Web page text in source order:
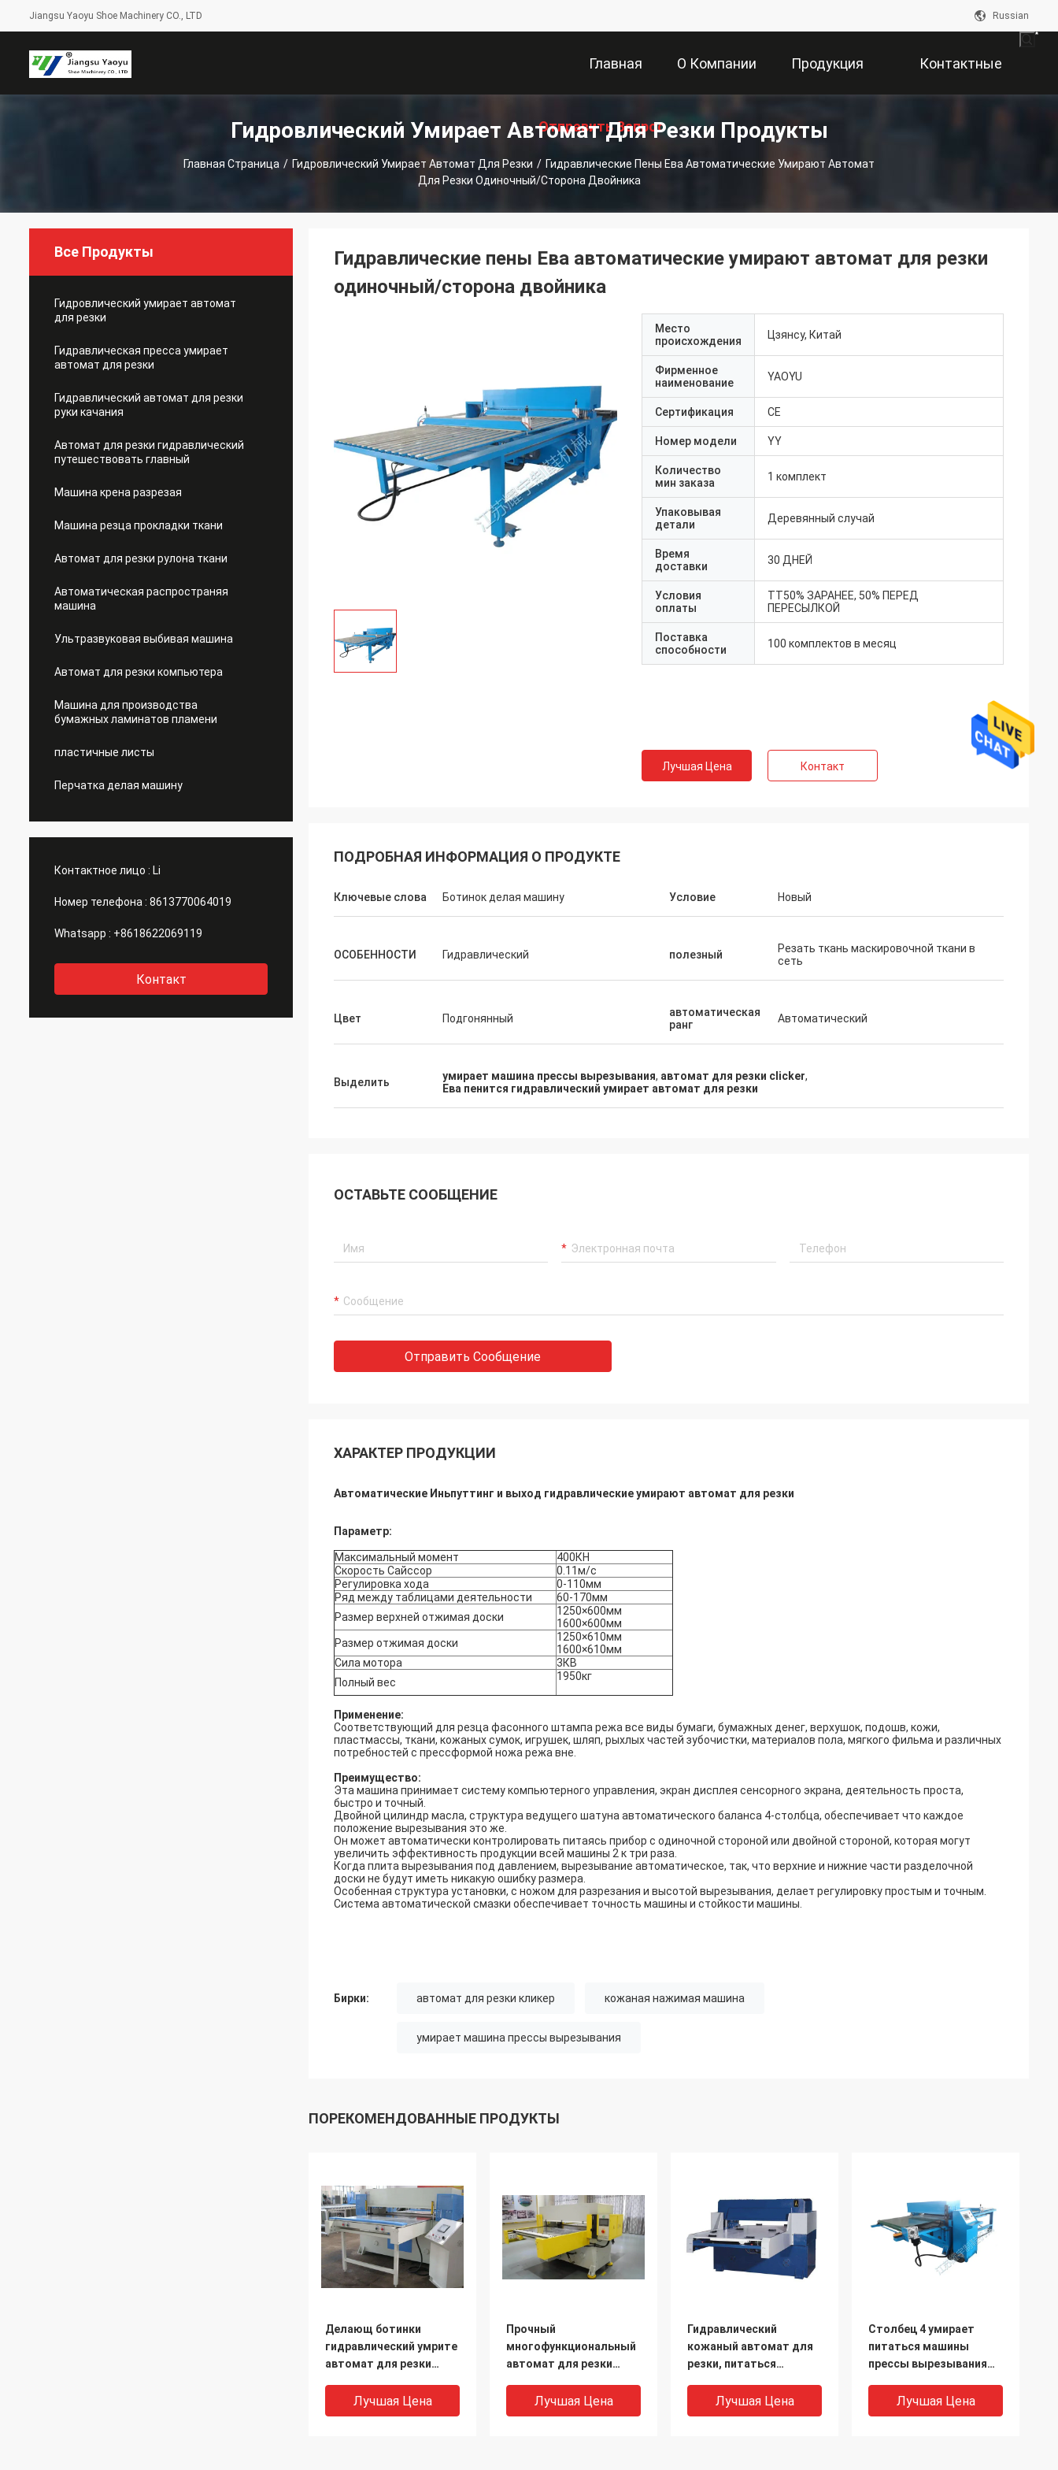
Jiangsu Yaoyu Shoe Machinery CO., LTD Russian
Главная
Страница
О Компании Продукция Контактные
Данные
Отправить Запрос
Гидровлический Умирает Автомат Для Резки Продукты
Главная Страница / Гидровлический Умирает Автомат Для Резки / Гидравлические Пены Ева Автоматические Умирают Автомат
Для Резки Одиночный/сторона Двойника
Все Продукты
Гидровлический умирает автомат
для резки
Гидравлическая пресса умирает
автомат для резки
Гидравлический автомат для резки
руки качания
Автомат для резки гидравлический
путешествовать главный
Машина крена разрезая
Машина резца прокладки ткани
Автомат для резки рулона ткани
Автоматическая распространяя
машина
Ультразвуковая выбивая машина
Автомат для резки компьютера
Машина для производства
бумажных ламинатов пламени
пластичные листы
Перчатка делая машину
Контактное лицо : Li
Номер телефона : 8613770064019
Whatsapp : +8618622069119
Контакт
Гидравлические пены Ева автоматические умирают автомат для резки
одиночный/сторона двойника
Место
происхождения
Цзянсу, Китай
Фирменное
наименование
YAOYU
Сертификация CE
Номер модели YY
Количество
мин заказа
1 комплект
Упаковывая
детали
Деревянный случай
Время
доставки
30 ДНЕЙ
Условия
оплаты
ТТ50% ЗАРАНЕЕ, 50% ПЕРЕД
ПЕРЕСЫЛКОЙ
Поставка
способности
100 комплектов в месяц
Лучшая Цена Контакт
ПОДРОБНАЯ ИНФОРМАЦИЯ О ПРОДУКТЕ
Ключевые слова Ботинок делая машину Условие Новый
ОСОБЕННОСТИ Гидравлический полезный
Резать ткань маскировочной ткани в
сеть
Цвет Подгонянный
автоматическая
ранг
Автоматический
Выделить умирает машина прессы вырезывания, автомат для резки clicker,
Ева пенится гидравлический умирает автомат для резки
ОСТАВЬТЕ СООБЩЕНИЕ
Отправить Сообщение
ХАРАКТЕР ПРОДУКЦИИ
Автоматические Иньпуттинг и выход гидравлические умирают автомат для резки
Параметр:
Максимальный момент
400КН
Скорость Сайссор
0.11м/с
Регулировка хода
0-110мм
Ряд между таблицами деятельности
60-170мм
Размер верхней отжимая доски
1250×600мм
1600×600мм
Размер отжимая доски
1250×610мм
1600×610мм
Сила мотора
3КВ
Полный вес
1950кг
Применение:
Соответствующий для резца фасонного штампа режа все виды бумаги, бумажных денег, верхушок, подошв, кожи,
пластмассы, ткани, кожаных сумок, игрушек, шляп, рыхлых частей зубочистки, материалов пола, мягкого фильма и различных
потребностей с прессформой ножа режа вне.
Преимущество:
Эта машина принимает систему компьютерного управления, экран дисплея сенсорного экрана, деятельность проста,
быстро и точный.
Двойной цилиндр масла, структура ведущего шатуна автоматического баланса 4-столбца, обеспечивает что каждое
положение вырезывания это же.
Он может автоматически контролировать питаясь прибор с одиночной стороной или двойной стороной, которая могут
увеличить эффективность продукции всей машины 2 к три раза.
Когда плита вырезывания под давлением, вырезывание автоматическое, так, что верхние и нижние части разделочной
доски не будут иметь никакую ошибку размера.
Особенная структура установки, с ножом для разрезания и высотой вырезывания, делает регулировку простым и точным.
Система автоматической смазки обеспечивает точность машины и стойкости машины.
Бирки: автомат для резки кликер кожаная нажимая машина
умирает машина прессы вырезывания
ПОРЕКОМЕНДОВАННЫЕ ПРОДУКТЫ
Делающ ботинки
гидравлический умрите
автомат для резки
шатун Сельфбалансе
цилиндра
Лучшая Цена
Прочный
многофункциональный
автомат для резки
умирает зажимное
приспособление
Лучшая Цена
Гидравлический
кожаный автомат для
резки, питаться
машины прессы
вырезывания
Лучшая Цена
Столбец 4 умирает
питаться машины
прессы вырезывания
делать ботинка спорт
Лучшая Цена